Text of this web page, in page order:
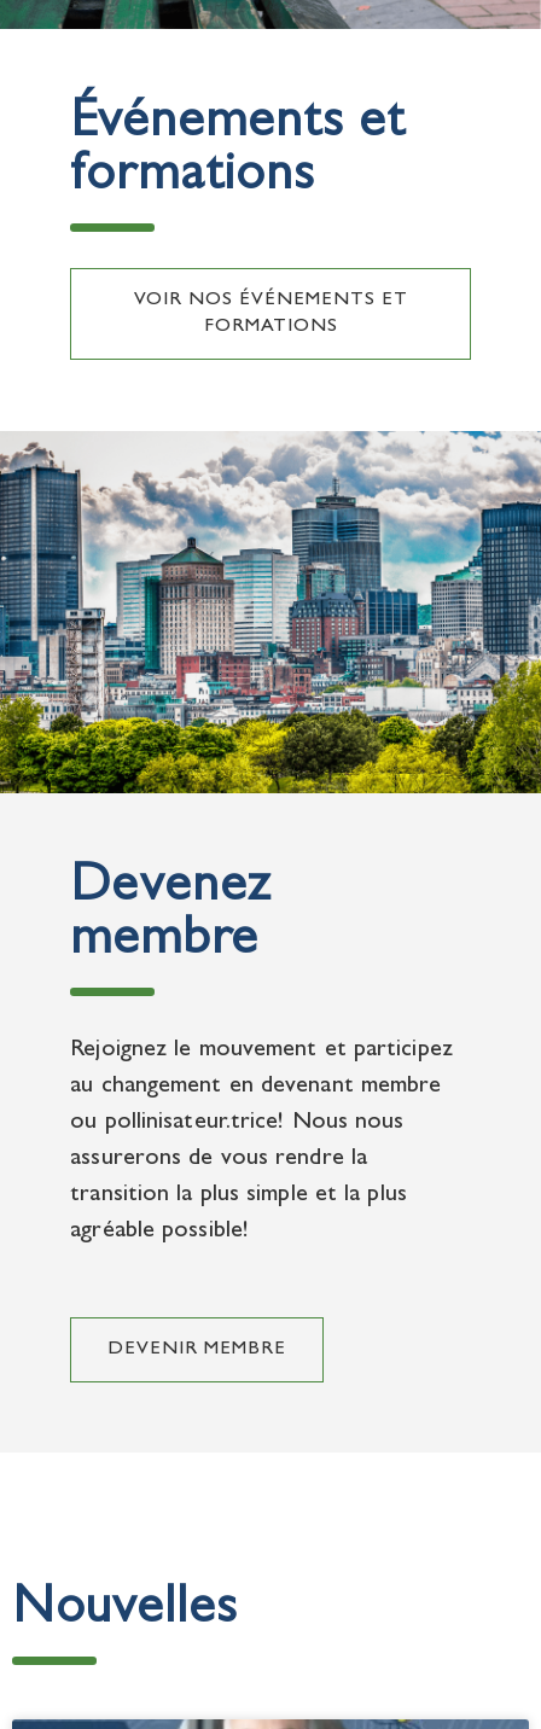
Événements et
formations
VOIR NOS ÉVÉNEMENTS ET
FORMATIONS
Devenez
membre
Rejoignez le mouvement et participez
au changement en devenant membre
ou pollinisateur.trice! Nous nous
assurerons de vous rendre la
transition la plus simple et la plus
agréable possible!
DEVENIR MEMBRE
Nouvelles